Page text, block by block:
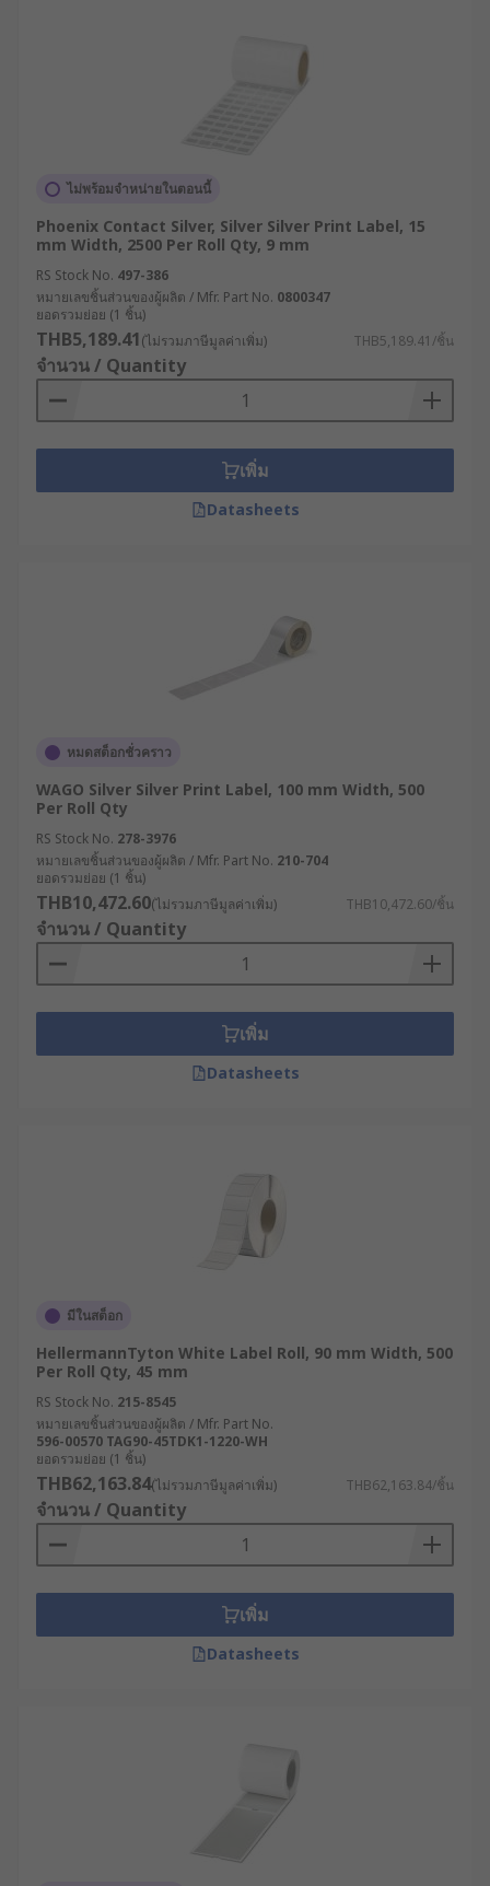
ขนาดที่พอดี แต่คือการวิเคราะห์ปัจจัยแวดล้อมทั้งหมด
เพื่อให้ได้ฉลากที่ "ติดทนนาน" และ "ทำงานได้จริง"
ขั้นตอนที่ 1 : วิเคราะห์พื้นผิวที่จะติด
วัสดุของพื้นผิว : เป็นแก้ว, พลาสติก , โลหะ,
กระดาษแข็ง, หรือยาง
ลักษณะพื้นผิว : เรียบ (Flat), โค้ง (Curved), หรือ
ขรุขระ (Textured)
พลังงานพื้นผิว (Surface Energy) : พลาสติกบาง
ชนิด เช่น PE, PP มีพลังงานพื้นผิวต่ำ กาวทั่วไป
อาจยึดเกาะได้ไม่ดี ต้องใช้กาวชนิดพิเศษ (High-
ขั้นตอนที่ 2 : พิจารณาสภาพแวดล้อม
ห้องเย็น/แช่แข็ง (Cold Storage) : ต้องใช้
กาวสำหรับห้องเย็น (Freezer Grade
และวัสดุที่ทนความร้อนสูง (เช่น PET)
ความชื้นและการสัมผัสน้ำ : สินค้าต้องแช่น้ำ,
โดนฝน, หรืออยู่ในห้องที่มีไอน้ำหรือไม่ ?
สารเคมีและน้ำมัน : ฉลากต้องสัมผัสกับตัวทำ
ละลาย, น้ำมันเครื่อง, หรือสารทำความสะอาด
หรือไม่ ?
แสง UV : ฉลากต้องติดภายนอกอาคาร
(Outdoor) หรือไม่ ซึ่งต้องเลือกวัสดุที่ทน UV เพื่อ
ขั้นตอนที่ 3: เลือกประเภทกาว
สามารถลอกออกได้โดยไม่ทิ้งคราบกาว เหมาะ
สำหรับติดไฟล์เอกสาร, ชั้นวางของ (Shelves),
กาวชนิดพิเศษ (Specialty Adhesive) : เช่น กาว
น้ำมัน, หรือกาวสำหรับติดบนพื้นผิวหยาบ
ขั้นตอนที่ 4: เลือกระบบการพิมพ์และ
วัสดุ
Direct Thermal (DT) : หากต้องการความ
สะดวกและใช้ในงานอายุสั้น เช่น สติ๊กเกอร์ใบปะ
หน้าขนส่ง
ทนทานสูงสุด เช่น ฉลากสินค้า, ฉลากสินทรัพย์
วัสดุ : เลือกกระดาษสำหรับงานทั่วไป (Indoor)
ตัวอย่างการใช้งานสติ๊กเกอร์
ม้วนปะหน้าในอุตสาหกรรม
ไม่พร้อมจำหน่ายในตอนนี้
Phoenix Contact Silver, Silver Silver Print Label, 15
mm Width, 2500 Per Roll Qty, 9 mm
RS Stock No. 497-386
หมายเลขชิ้นส่วนของผู้ผลิต / Mfr. Part No. 0800347
ยอดรวมย่อย (1 ชิ้น)
THB5,189.41(ไม่รวมภาษีมูลค่าเพิ่ม) THB5,189.41/ชิ้น
จำนวน / Quantity
เพิ่ม
Datasheets
หมดสต็อกชั่วคราว
WAGO Silver Silver Print Label, 100 mm Width, 500
Per Roll Qty
RS Stock No. 278-3976
หมายเลขชิ้นส่วนของผู้ผลิต / Mfr. Part No. 210-704
ยอดรวมย่อย (1 ชิ้น)
THB10,472.60(ไม่รวมภาษีมูลค่าเพิ่ม) THB10,472.60/ชิ้น
จำนวน / Quantity
เพิ่ม
Datasheets
มีในสต็อก
HellermannTyton White Label Roll, 90 mm Width, 500
Per Roll Qty, 45 mm
RS Stock No. 215-8545
หมายเลขชิ้นส่วนของผู้ผลิต / Mfr. Part No.
596-00570 TAG90-45TDK1-1220-WH
ยอดรวมย่อย (1 ชิ้น)
THB62,163.84(ไม่รวมภาษีมูลค่าเพิ่ม) THB62,163.84/ชิ้น
จำนวน / Quantity
เพิ่ม
Datasheets